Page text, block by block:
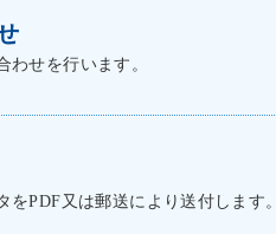
わせを行います。
PDF又は郵送により送付します。